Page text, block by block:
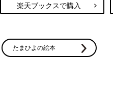
楽天ブックスで購入
たまひよの絵本